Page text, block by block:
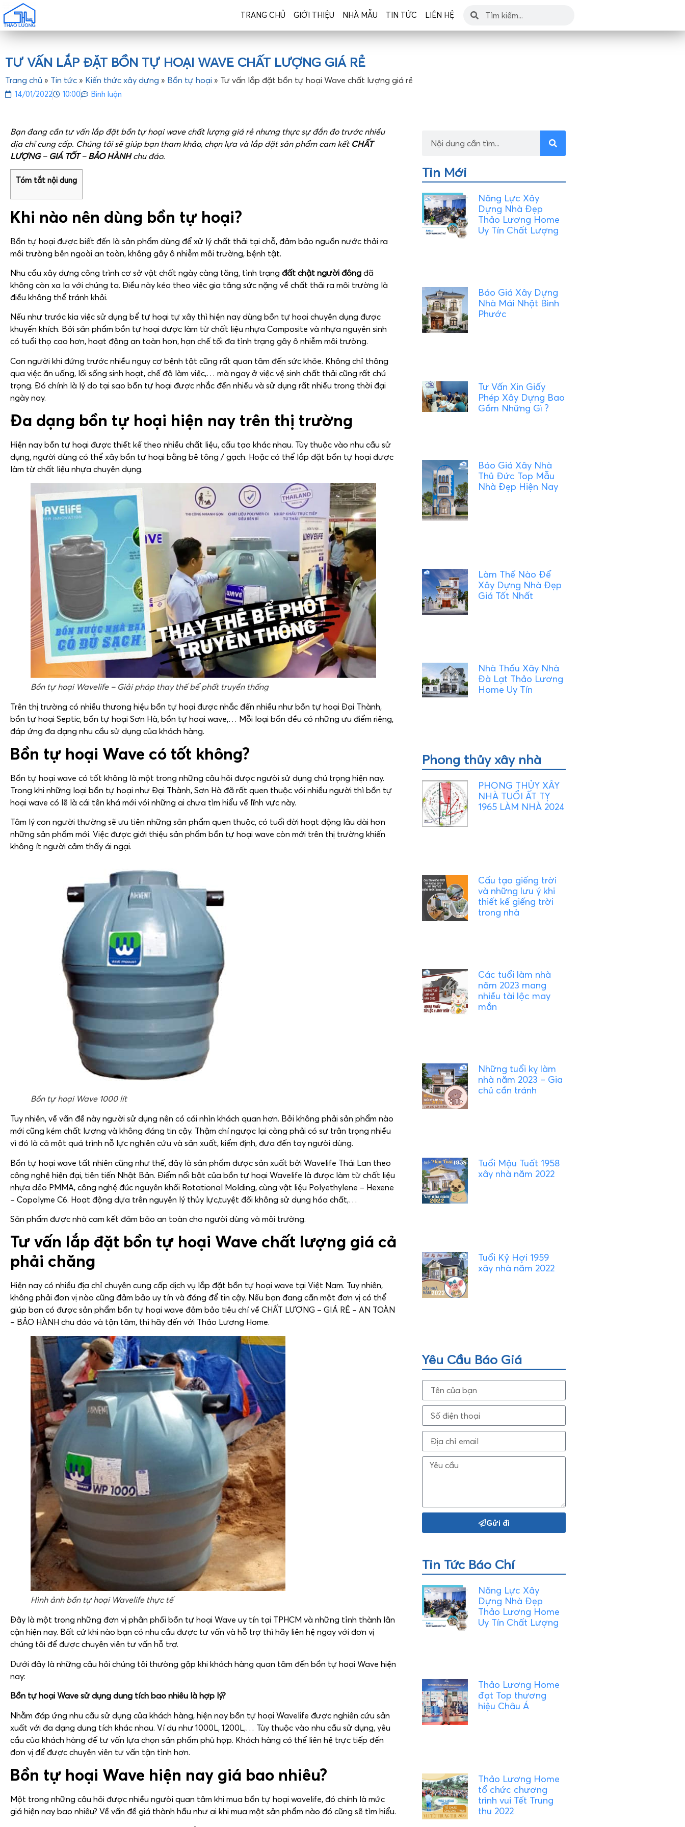
TRANG CHỦ GIỚI THIỆU NHÀ MẪU TIN TỨC LIÊN HỆ
TƯ VẤN LẮP ĐẶT BỒN TỰ HOẠI WAVE CHẤT LƯỢNG GIÁ RẺ
Trang chủ » Tin tức » Kiến thức xây dựng » Bồn tự hoại » Tư vấn lắp đặt bồn tự hoại Wave chất lượng giá rẻ
14/01/2022 10:00 Bình luận
Bạn đang cần tư vấn lắp đặt bồn tự hoại wave chất lượng giá rẻ nhưng thực sự đắn đo trước nhiều
địa chỉ cung cấp. Chúng tôi sẽ giúp bạn tham khảo, chọn lựa và lắp đặt sản phẩm cam kết CHẤT
LƯỢNG– GIÁ TỐT– BẢO HÀNHchu đáo.
Tóm tắt nội dung
Khi nào nên dùng bồn tự hoại?
Bồn tự hoại được biết đến là sản phẩm dùng để xử lý chất thải tại chỗ, đảm bảo nguồn nước thải ra
môi trường bên ngoài an toàn, không gây ô nhiễm môi trường, bệnh tật.
Nhu cầu xây dựng công trình cơ sở vật chất ngày càng tăng, tình trạng đất chật người đông đã
không còn xa lạ với chúng ta. Điều này kéo theo việc gia tăng sức nặng về chất thải ra môi trường là
điều không thể tránh khỏi.
Nếu như trước kia việc sử dụng bể tự hoại tự xây thì hiện nay dùng bồn tự hoại chuyên dụng được
khuyến khích. Bởi sản phẩm bồn tự hoại được làm từ chất liệu nhựa Composite và nhựa nguyên sinh
có tuổi thọ cao hơn, hoạt động an toàn hơn, hạn chế tối đa tình trạng gây ô nhiễm môi trường.
Con người khi đứng trước nhiều nguy cơ bệnh tật cũng rất quan tâm đến sức khỏe. Không chỉ thông
qua việc ăn uống, lối sống sinh hoạt, chế độ làm việc,… mà ngay ở việc vệ sinh chất thải cũng rất chú
trọng. Đó chính là lý do tại sao bồn tự hoại được nhắc đến nhiều và sử dụng rất nhiều trong thời đại
ngày nay.
Đa dạng bồn tự hoại hiện nay trên thị trường
Hiện nay bồn tự hoại được thiết kế theo nhiều chất liệu, cấu tạo khác nhau. Tùy thuộc vào nhu cầu sử
dụng, người dùng có thể xây bồn tự hoại bằng bê tông / gạch. Hoặc có thể lắp đặt bồn tự hoại được
làm từ chất liệu nhựa chuyên dụng.
Bồn tự hoại Wavelife – Giải pháp thay thế bể phốt truyền thống
Trên thị trường có nhiều thương hiệu bồn tự hoại được nhắc đến nhiều như bồn tự hoại Đại Thành,
bồn tự hoại Septic, bồn tự hoại Sơn Hà, bồn tự hoại wave,… Mỗi loại bồn đều có những ưu điểm riêng,
đáp ứng đa dạng nhu cầu sử dụng của khách hàng.
Bồn tự hoại Wave có tốt không?
Bồn tự hoại wave có tốt không là một trong những câu hỏi được người sử dụng chú trọng hiện nay.
Trong khi những loại bồn tự hoại như Đại Thành, Sơn Hà đã rất quen thuộc với nhiều người thì bồn tự
hoại wave có lẽ là cái tên khá mới với những ai chưa tìm hiểu về lĩnh vực này.
Tâm lý con người thường sẽ ưu tiên những sản phẩm quen thuộc, có tuổi đời hoạt động lâu dài hơn
những sản phẩm mới. Việc được giới thiệu sản phẩm bồn tự hoại wave còn mới trên thị trường khiến
không ít người cảm thấy ái ngại.
Bồn tự hoại Wave 1000 lít
Tuy nhiên, về vấn đề này người sử dụng nên có cái nhìn khách quan hơn. Bởi không phải sản phẩm nào
mới cũng kém chất lượng và không đáng tin cậy. Thậm chí ngược lại càng phải có sự trân trọng nhiều
vì đó là cả một quá trình nỗ lực nghiên cứu và sản xuất, kiểm định, đưa đến tay người dùng.
Bồn tự hoại wave tất nhiên cũng như thế, đây là sản phẩm được sản xuất bởi Wavelife Thái Lan theo
công nghệ hiện đại, tiên tiến Nhật Bản. Điểm nổi bật của bồn tự hoại Wavelife là được làm từ chất liệu
nhựa dẻo PMMA, công nghệ đúc nguyên khối Rotational Molding, cùng vật liệu Polyethylene – Hexene
– Copolyme C6. Hoạt động dựa trên nguyên lý thủy lực,tuyệt đối không sử dụng hóa chất,…
Sản phẩm được nhà cam kết đảm bảo an toàn cho người dùng và môi trường.
Tư vấn lắp đặt bồn tự hoại Wave chất lượng giá cả
phải chăng
Hiện nay có nhiều địa chỉ chuyên cung cấp dịch vụ lắp đặt bồn tự hoại wave tại Việt Nam. Tuy nhiên,
không phải đơn vị nào cũng đảm bảo uy tín và đáng để tin cậy. Nếu bạn đang cần một đơn vị có thể
giúp bạn có được sản phẩm bồn tự hoại wave đảm bảo tiêu chí về CHẤT LƯỢNG – GIÁ RẺ – AN TOÀN
– BẢO HÀNH chu đáo và tận tâm, thì hãy đến với Thảo Lương Home.
Hình ảnh bồn tự hoại Wavelife thực tế
Đây là một trong những đơn vị phân phối bồn tự hoại Wave uy tín tại TPHCM và những tỉnh thành lân
cận hiện nay. Bất cứ khi nào bạn có nhu cầu được tư vấn và hỗ trợ thì hãy liên hệ ngay với đơn vị
chúng tôi để được chuyên viên tư vấn hỗ trợ.
Dưới đây là những câu hỏi chúng tôi thường gặp khi khách hàng quan tâm đến bồn tự hoại Wave hiện
nay:
Bồn tự hoại Wave sử dụng dung tích bao nhiêu là hợp lý?
Nhằm đáp ứng nhu cầu sử dụng của khách hàng, hiện nay bồn tự hoại Wavelife được nghiên cứu sản
xuất với đa dạng dung tích khác nhau. Ví dụ như 1000L, 1200L,… Tùy thuộc vào nhu cầu sử dụng, yêu
cầu của khách hàng để tư vấn lựa chọn sản phẩm phù hợp. Khách hàng có thể liên hệ trực tiếp đến
đơn vị để được chuyên viên tư vấn tận tình hơn.
Bồn tự hoại Wave hiện nay giá bao nhiêu?
Một trong những câu hỏi được nhiều người quan tâm khi mua bồn tự hoại wavelife, đó chính là mức
giá hiện nay bao nhiêu? Về vấn đề giá thành hầu như ai khi mua một sản phẩm nào đó cũng sẽ tìm hiểu.
Tin Mới
Năng Lực Xây
Dựng Nhà Đẹp
Thảo Lương Home
Uy Tín Chất Lượng
Báo Giá Xây Dựng
Nhà Mái Nhật Bình
Phước
Tư Vấn Xin Giấy
Phép Xây Dựng Bao
Gồm Những Gì ?
Báo Giá Xây Nhà
Thủ Đức Top Mẫu
Nhà Đẹp Hiện Nay
Làm Thế Nào Để
Xây Dựng Nhà Đẹp
Giá Tốt Nhất
Nhà Thầu Xây Nhà
Đà Lạt Thảo Lương
Home Uy Tín
Phong thủy xây nhà
PHONG THỦY XÂY
NHÀ TUỔI ẤT TỴ
1965 LÀM NHÀ 2024
Cấu tạo giếng trời
và những lưu ý khi
thiết kế giếng trời
trong nhà
Các tuổi làm nhà
năm 2023 mang
nhiều tài lộc may
mắn
Những tuổi kỵ làm
nhà năm 2023 – Gia
chủ cần tránh
Tuổi Mậu Tuất 1958
xây nhà năm 2022
Tuổi Kỷ Hợi 1959
xây nhà năm 2022
Yêu Cầu Báo Giá
Gửi đi
Tin Tức Báo Chí
Năng Lực Xây
Dựng Nhà Đẹp
Thảo Lương Home
Uy Tín Chất Lượng
Thảo Lương Home
đạt Top thương
hiệu Châu Á
Thảo Lương Home
tổ chức chương
trình vui Tết Trung
thu 2022